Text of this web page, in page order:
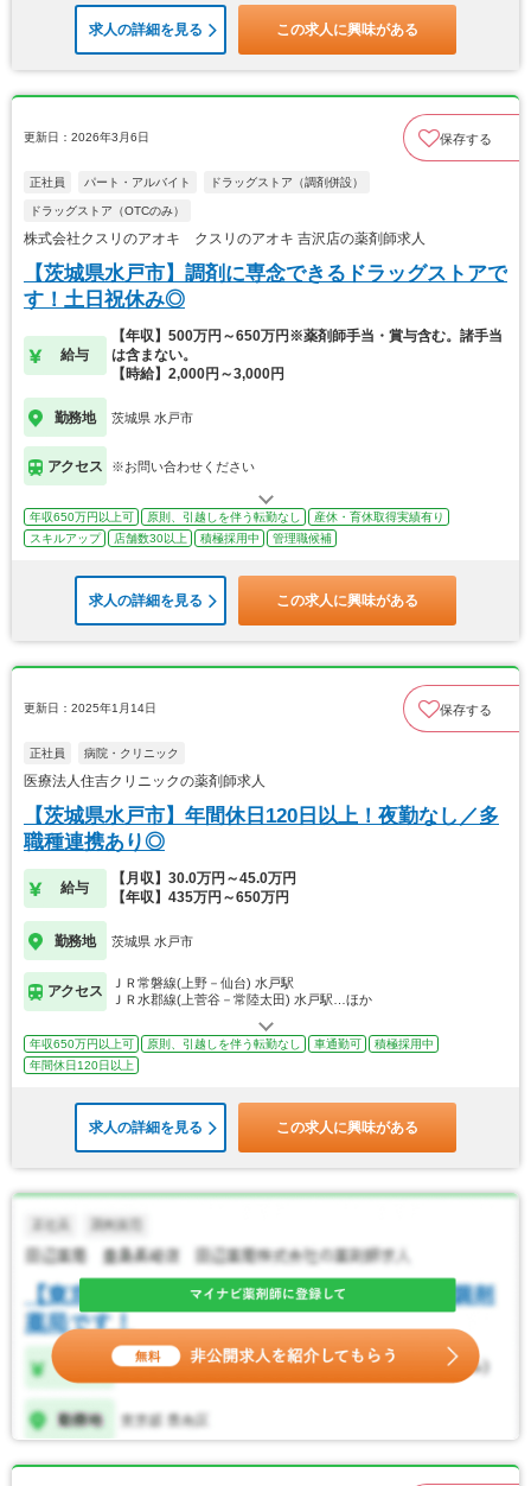
求人の詳細を見る この求人に興味がある
更新日：2026年3月6日 保存する
正社員 パート・アルバイト ドラッグストア（調剤併設）
ドラッグストア（OTCのみ）
株式会社クスリのアオキ クスリのアオキ 吉沢店の薬剤師求人
【茨城県水戸市】調剤に専念できるドラッグストアで
す！土日祝休み◎
給与
【年収】500万円～650万円※薬剤師手当・賞与含む。諸手当
は含まない。
【時給】2,000円～3,000円
勤務地 茨城県 水戸市
アクセス ※お問い合わせください
年収650万円以上可 原則、引越しを伴う転勤なし
産休・育休取得実績有り
スキルアップ
店舗数30以上 積極採用中 管理職候補
求人の詳細を見る この求人に興味がある
更新日：2025年1月14日 保存する
正社員 病院・クリニック
医療法人住吉クリニックの薬剤師求人
【茨城県水戸市】年間休日120日以上！夜勤なし／多
職種連携あり◎
給与
【月収】30.0万円～45.0万円
【年収】435万円～650万円
勤務地 茨城県 水戸市
アクセス
ＪＲ常磐線(上野－仙台) 水戸駅
ＪＲ水郡線(上菅谷－常陸太田) 水戸駅…ほか
年収650万円以上可 原則、引越しを伴う転勤なし 車通勤可
積極採用中
年間休日120日以上
求人の詳細を見る この求人に興味がある